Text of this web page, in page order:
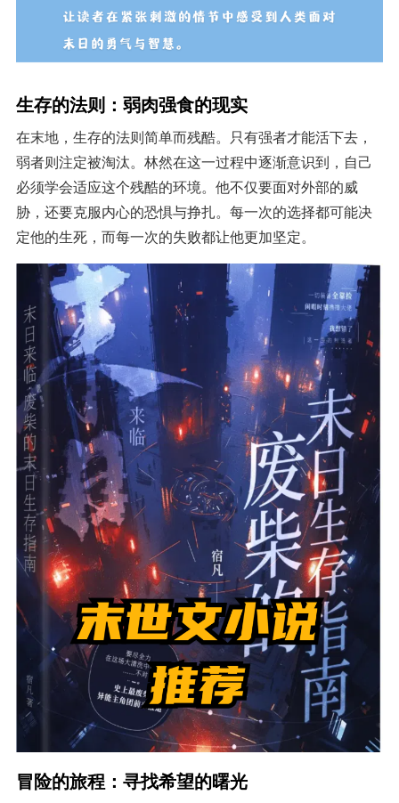
生存的法则：弱肉强食的现实
在末地，生存的法则简单而残酷。只有强者才能活下去，
弱者则注定被淘汰。林然在这一过程中逐渐意识到，自己
必须学会适应这个残酷的环境。他不仅要面对外部的威
胁，还要克服内心的恐惧与挣扎。每一次的选择都可能决
定他的生死，而每一次的失败都让他更加坚定。
冒险的旅程：寻找希望的曙光